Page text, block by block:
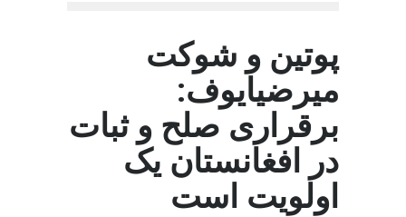
پوتین و شوکت
میرضیایوف:
برقراری صلح و ثبات
در افغانستان یک
اولویت است